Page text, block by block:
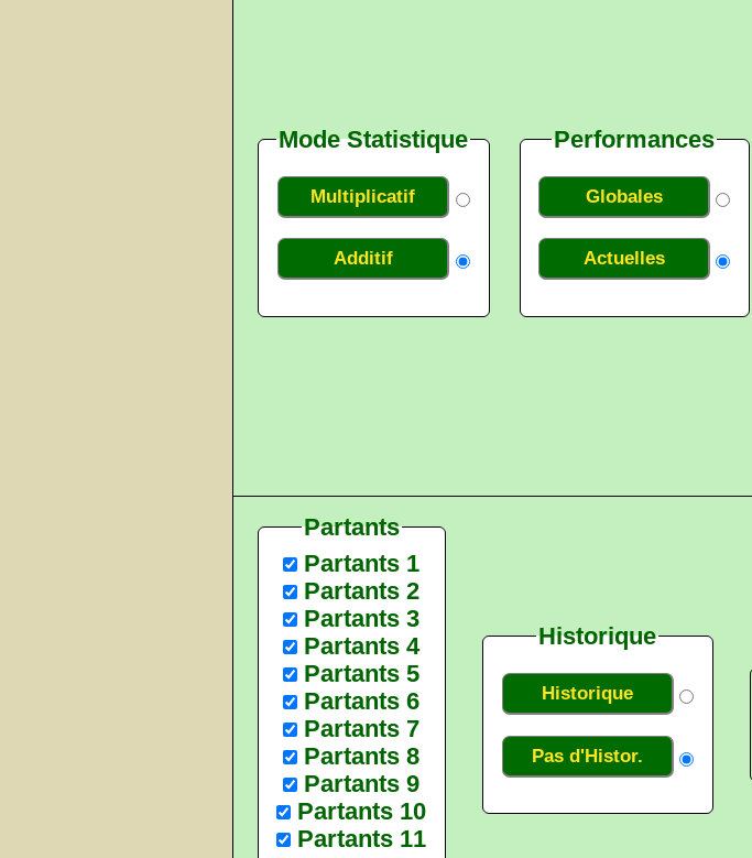
Mode Statistique
Multiplicatif
Additif
Performances
Globales
Actuelles
Partants
Partants 1
Partants 2
Partants 3
Partants 4
Partants 5
Partants 6
Partants 7
Partants 8
Partants 9
Partants 10
Partants 11
Historique
Historique
Pas d'Histor.